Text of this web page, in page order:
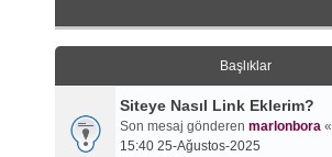
Başlıklar
Siteye Nasıl Link Eklerim?
Son mesaj gönderen marlonbora«
15:40 25-Ağustos-2025